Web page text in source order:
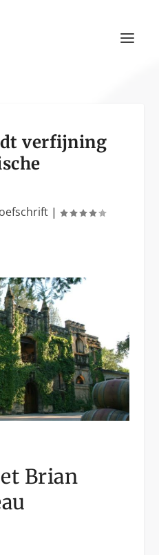
verfijning
|
Brian